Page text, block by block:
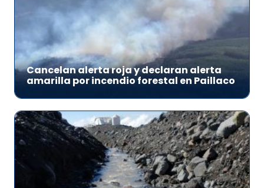
Cancelan alerta roja y declaran alerta
amarilla por incendio forestal en Paillaco